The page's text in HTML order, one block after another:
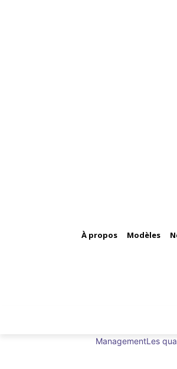
À propos Modèles
ManagementLes